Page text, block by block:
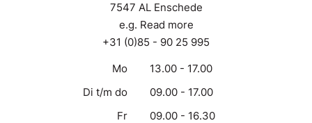
7547 AL Enschede
e.g. Read more
+31 (0)85 - 90 25 995
Mo
13.00 - 17.00
Di t/m do
09.00 - 17.00
Fr
09.00 - 16.30